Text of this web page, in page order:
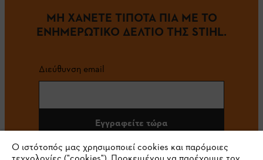
ΜΗ ΧΑΝΕΤΕ ΤΙΠΟΤΑ ΠΙΑ ΜΕ ΤΟ
ΕΝΗΜΕΡΩΤΙΚΟ ΔΕΛΤΙΟ ΤΗΣ STIHL.
Διεύθυνση email
Εγγραφείτε τώρα
Ο ιστότοπός μας χρησιμοποιεί cookies και παρόμοιες